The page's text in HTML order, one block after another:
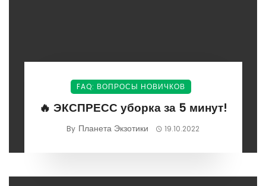
FAQ: ВОПРОСЫ НОВИЧКОВ
🔥 ЭКСПРЕСС уборка за 5 минут!
By Планета Экзотики 19.10.2022